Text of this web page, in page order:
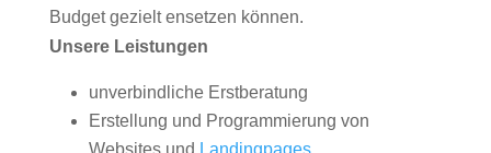
Budget gezielt ensetzen können.
Unsere Leistungen
unverbindliche Erstberatung
Erstellung und Programmierung von
Websites und Landingpages